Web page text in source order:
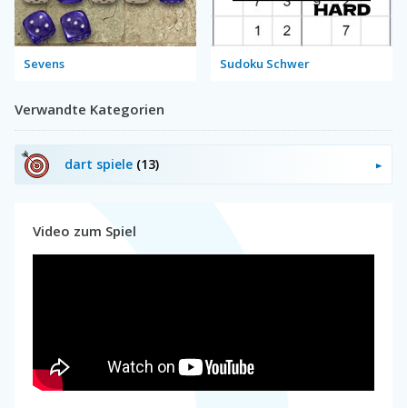
Sevens Sudoku Schwer
Verwandte Kategorien
dart spiele (13)
Video zum Spiel